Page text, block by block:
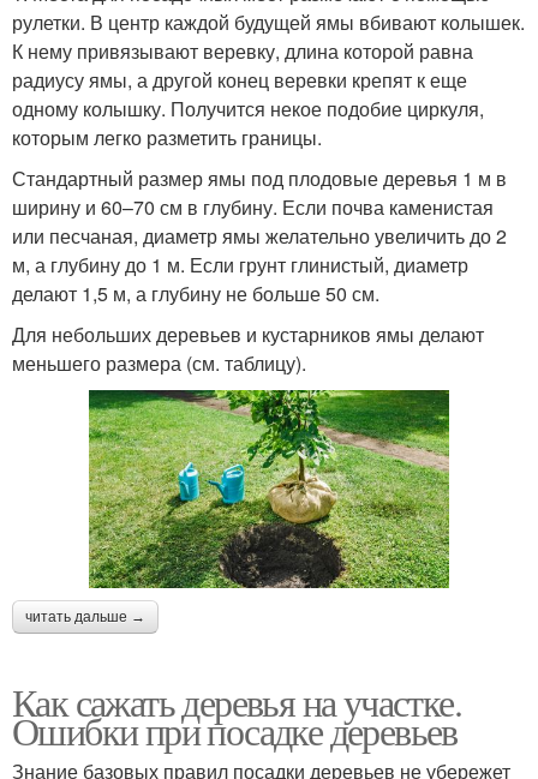
рулетки. В центр каждой будущей ямы вбивают колышек.
К нему привязывают веревку, длина которой равна
радиусу ямы, а другой конец веревки крепят к еще
одному колышку. Получится некое подобие циркуля,
которым легко разметить границы.
Стандартный размер ямы под плодовые деревья 1 м в
ширину и 60–70 см в глубину. Если почва каменистая
или песчаная, диаметр ямы желательно увеличить до 2
м, а глубину до 1 м. Если грунт глинистый, диаметр
делают 1,5 м, а глубину не больше 50 см.
Для небольших деревьев и кустарников ямы делают
меньшего размера (см. таблицу).
читать дальше →
Как сажать деревья на участке.
Ошибки при посадке деревьев
Знание базовых правил посадки деревьев не убережет